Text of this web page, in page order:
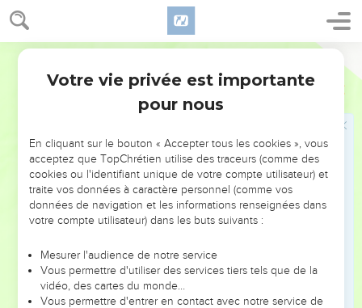
Josué 6
faites-la sortir avec toute sa famille, comme vous le lui avez
juré. »
Ils s’y rendirent et emmenèrent Rahab, ses parents, ses
frères et sœurs et tous les autres membres de sa famille. Ils
les installèrent en sûreté à l’extérieur du camp israélite.
Puis on livra aux flammes la ville et tout ce qu’elle
bronze ou de fer, qu’on plaça dans le trésor du sanctuaire du
Seigneur.
Josué laissa la vie sauve à Rahab, la prostituée, ainsi qu’à
tous les membres de sa famille, parce qu’elle avait caché les
Israélites, et ses descendants y vivent encore maintenant.
En ce temps-là Josué prononça cet avertissement
solennel au sujet de Jéricho : « Maudit soit-il par le Seigneur,
Votre vie privée est importante
pour nous
En cliquant sur le bouton « Accepter tous les cookies », vous
acceptez que TopChrétien utilise des traceurs (comme des
cookies ou l'identifiant unique de votre compte utilisateur) et
traite vos données à caractère personnel (comme vos
données de navigation et les informations renseignées dans
votre compte utilisateur) dans les buts suivants :
Mesurer l'audience de notre service
Vous permettre d'utiliser des services tiers tels que de la
vidéo, des cartes du monde…
Vous permettre d'entrer en contact avec notre service de